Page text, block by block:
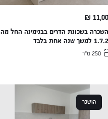
₪
בשכונת הדרים בבנימינה החל מה
שנה אחת בלבד
250 מ״ר
הושכר